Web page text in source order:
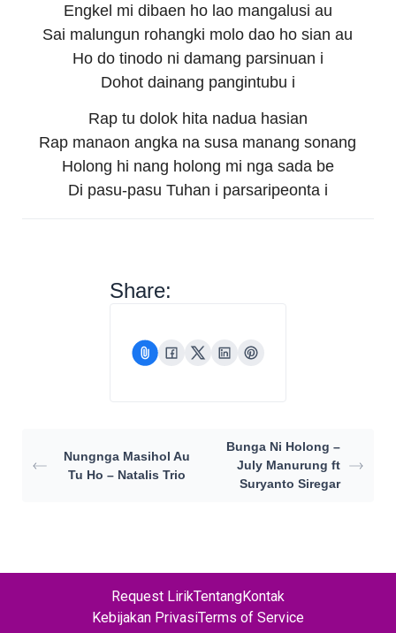
Engkel mi dibaen ho lao mangalusi au
Sai malungun rohangki molo dao ho sian au
Ho do tinodo ni damang parsinuan i
Dohot dainang pangintubu i
Rap tu dolok hita nadua hasian
Rap manaon angka na susa manang sonang
Holong hi nang holong mi nga sada be
Di pasu-pasu Tuhan i parsaripeonta i
Share:
Nungnga Masihol Au
Tu Ho – Natalis Trio
Bunga Ni Holong –
July Manurung ft
Suryanto Siregar
Request LirikTentangKontak
Kebijakan PrivasiTerms of Service